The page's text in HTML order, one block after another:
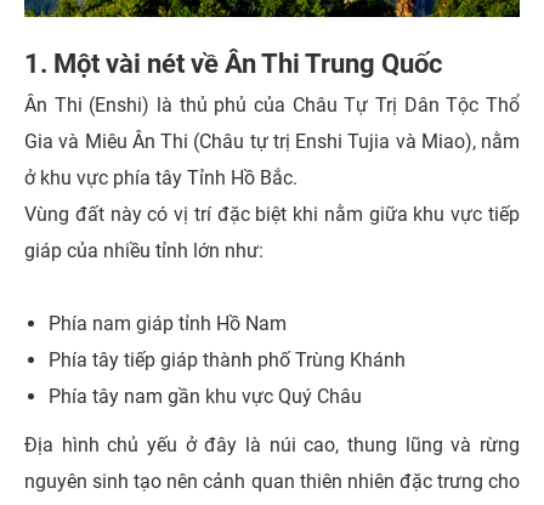
1. Một vài nét về Ân Thi Trung Quốc
Ân Thi (Enshi) là thủ phủ của Châu Tự Trị Dân Tộc Thổ
Gia và Miêu Ân Thi (Châu tự trị Enshi Tujia và Miao), nằm
ở khu vực phía tây Tỉnh Hồ Bắc.
Vùng đất này có vị trí đặc biệt khi nằm giữa khu vực tiếp
giáp của nhiều tỉnh lớn như:
Phía nam giáp tỉnh Hồ Nam
Phía tây tiếp giáp thành phố Trùng Khánh
Phía tây nam gần khu vực Quý Châu
Địa hình chủ yếu ở đây là núi cao, thung lũng và rừng
nguyên sinh tạo nên cảnh quan thiên nhiên đặc trưng cho